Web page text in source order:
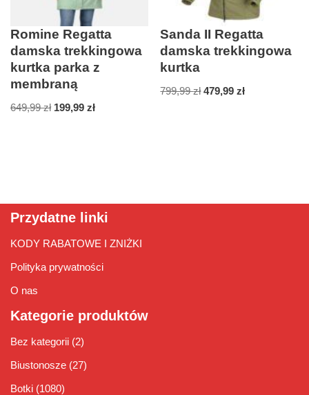
Romine Regatta
damska trekkingowa
kurtka parka z
membraną
649,99zł 199,99 zł
Sanda II Regatta
damska trekkingowa
kurtka
799,99zł 479,99zł
Przydatne linki
KODY RABATOWE I ZNIŻKI
Polityka prywatności
O nas
Kategorie produktów
Bez kategorii (2)
Biustonosze (27)
Botki (1080)